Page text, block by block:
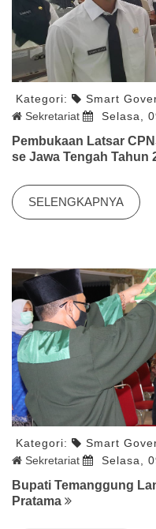
Kategori:
Smart
Sekretariat
Selasa,
Pembukaan Latsar
se Jawa Tengah Tahun
SELENGKAPNYA
Kategori:
Smart
Sekretariat
Selasa,
Bupati Temanggung
Pratama